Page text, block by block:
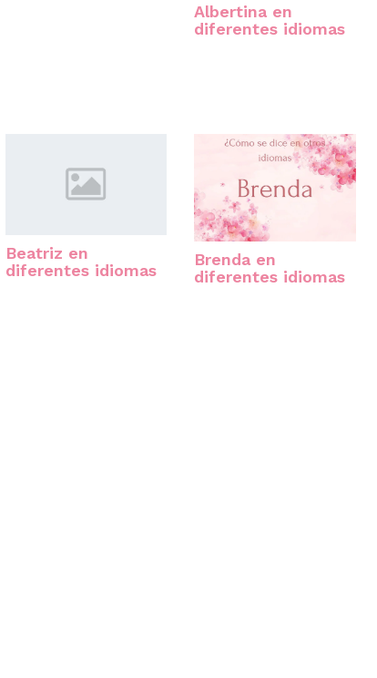
Albertina en
diferentes idiomas
Beatriz en
diferentes idiomas
Brenda en
diferentes idiomas